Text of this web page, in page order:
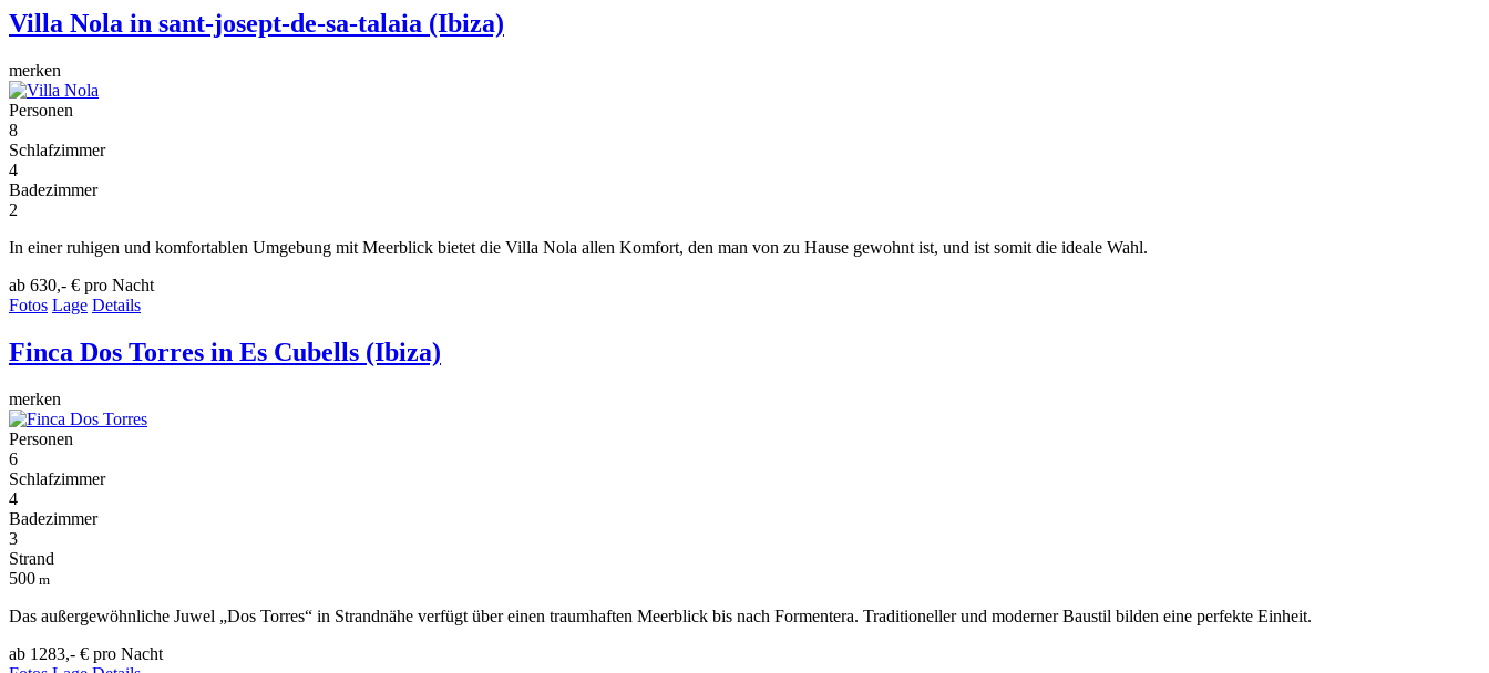
Villa Nola in sant-josept-de-sa-talaia (Ibiza)
merken
Personen
8
Schlafzimmer
4
Badezimmer
2
In einer ruhigen und komfortablen Umgebung mit Meerblick bietet die Villa Nola allen Komfort, den man von zu Hause gewohnt ist, und ist somit die ideale Wahl.
ab 630,- € pro Nacht
Fotos Lage Details
Finca Dos Torres in Es Cubells (Ibiza)
merken
Personen
6
Schlafzimmer
4
Badezimmer
3
Strand
500 m
Das außergewöhnliche Juwel „Dos Torres“ in Strandnähe verfügt über einen traumhaften Meerblick bis nach Formentera. Traditioneller und moderner Baustil bilden eine perfekte Einheit.
ab 1283,- € pro Nacht